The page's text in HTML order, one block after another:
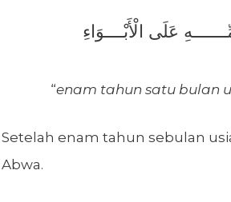
“enam tahun satu bulan
Setelah enam tahun sebulan
Abwa.